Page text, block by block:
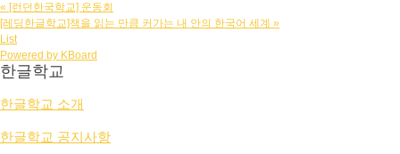
« [런던한국학교] 운동회
[레딩한글학교]책을 읽는 만큼 커가는 내 안의 한국어 세계 »
List
Powered by KBoard
한글학교
한글학교 소개
한글학교 공지사항